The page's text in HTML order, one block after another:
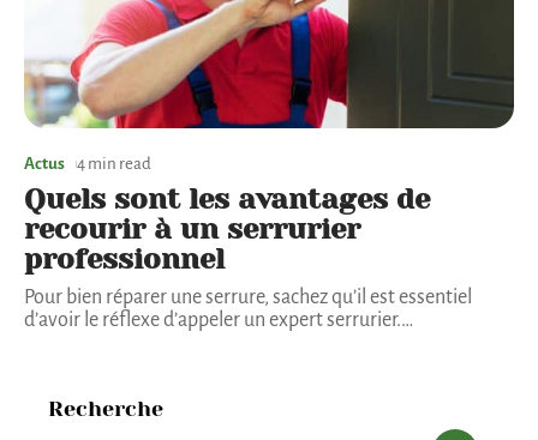
Actus 4 min read
Quels sont les avantages de
recourir à un serrurier
professionnel
Pour bien réparer une serrure, sachez qu’il est essentiel
d’avoir le réflexe d’appeler un expert serrurier.…
Recherche